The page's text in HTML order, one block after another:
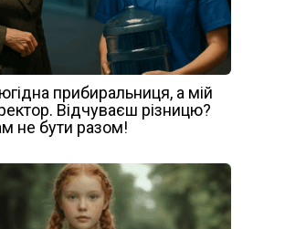
прибиральниця, а мій
Відчуваєш різницю?
не бути разом!